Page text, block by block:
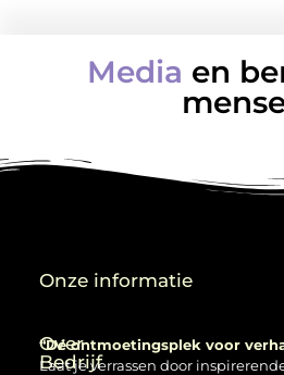
Media en
Over
Bedrijf
“Dé ontmoetingsplek voor
Laat je verrassen door
Onze informatie